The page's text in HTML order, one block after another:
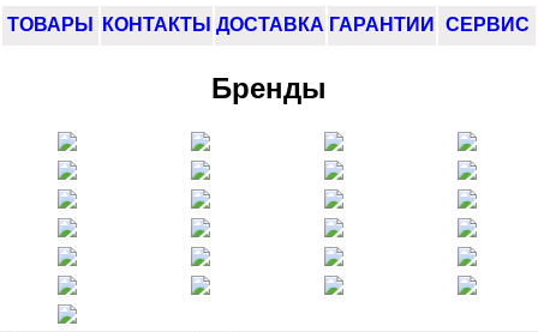
ТОВАРЫ КОНТАКТЫ ДОСТАВКА ГАРАНТИИ СЕРВИС
Бренды